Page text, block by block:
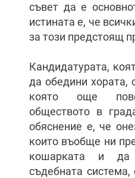
съвет да е
истината е, че
за този предстоящ
Кандидатурата,
да обедини хората,
която още
обществото в
обяснение е, че
които въобще ни
кошарката и да
съдебната